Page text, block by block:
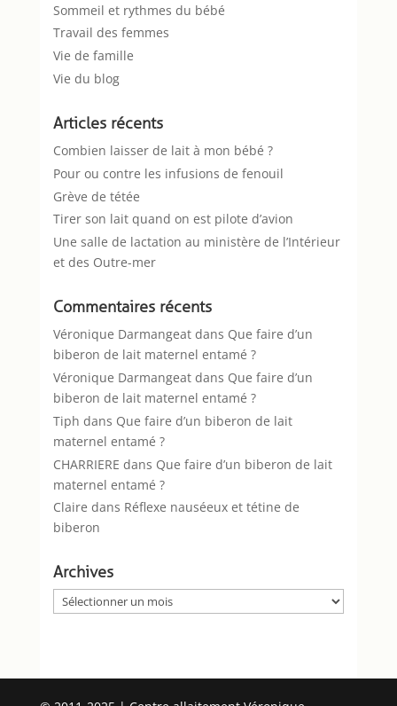
Sommeil et rythmes du bébé
Travail des femmes
Vie de famille
Vie du blog
Articles récents
Combien laisser de lait à mon bébé ?
Pour ou contre les infusions de fenouil
Grève de tétée
Tirer son lait quand on est pilote d’avion
Une salle de lactation au ministère de l’Intérieur
et des Outre-mer
Commentaires récents
Véronique Darmangeatdans Que faire d’un
biberon de lait maternel entamé ?
Véronique Darmangeatdans Que faire d’un
biberon de lait maternel entamé ?
Tiph dans Que faire d’un biberon de lait
maternel entamé ?
CHARRIERE dans Que faire d’un biberon de lait
maternel entamé ?
Claire dans Réflexe nauséeux et tétine de
biberon
Archives
Archives